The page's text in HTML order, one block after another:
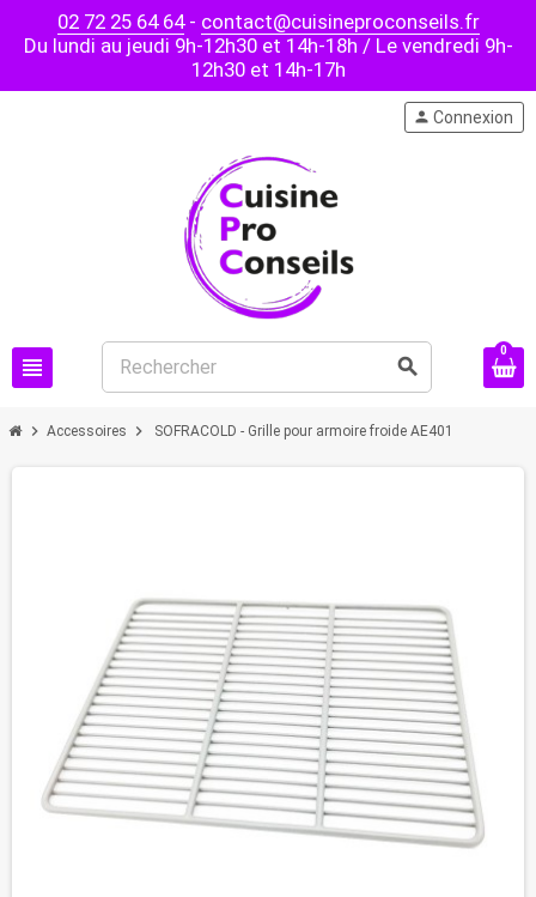
02 72 25 64 64- contact@cuisineproconseils.fr
Du lundi au jeudi 9h-12h30 et 14h-18h / Le vendredi 9h-
12h30 et 14h-17h
view_headline search
person Connexion
0
chevron_right Accessoires chevron_right SOFRACOLD - Grille pour armoire froide AE401